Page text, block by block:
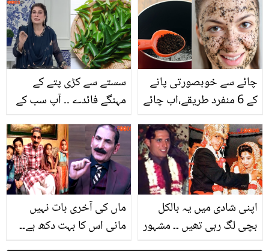
جانیئے زیتون کے تیل کے
چند حیران کُن فوائد اور
طریقہ استعمال
سستے سے کڑی پتے کے
مہنگے فائدے ۔۔ آپ سب کے
پتے کو چبانے سے کیا ہوتا
ہے؟ ڈاکٹر بلقیس نے مشکل
آسان کردی
چائے سے خوبصورتی پانے
کے 6 منفرد طریقے،اب چائے
حسن نکھارنے کے کام بھی
آئے گی
ماں کی آخری بات نہیں
مانی اس کا بہت دکھ ہے۔۔
اپنی شادی میں یہ بالکل
بچی لگ رہی تھیں ۔۔ مشہور